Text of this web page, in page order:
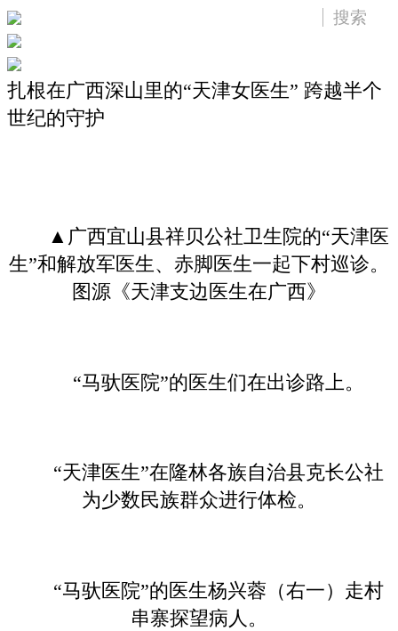
扎根在广西深山里的“天津女医生” 跨越半个
世纪的守护
▲广西宜山县祥贝公社卫生院的“天津医
生”和解放军医生、赤脚医生一起下村巡诊。
图源《天津支边医生在广西》
“马驮医院”的医生们在出诊路上。
“天津医生”在隆林各族自治县克长公社
为少数民族群众进行体检。
“马驮医院”的医生杨兴蓉（右一）走村
串寨探望病人。